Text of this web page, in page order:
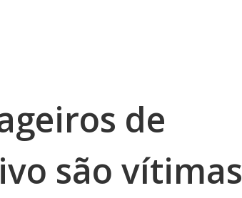
de
são vítimas